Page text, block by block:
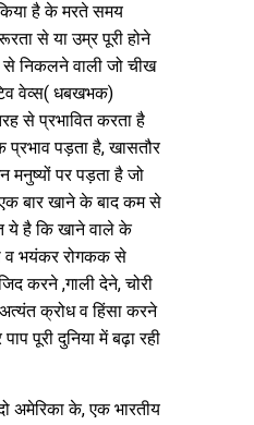
है के मरते समय
से या उम्र पूरी होने
से निकलने वाली जो चीख
वेव्स( धबखभक)
से प्रभावित करता है
पड़ता है, खासतौर
पर पड़ता है जो
बार खाने के बाद कम से
ये है कि खाने वाले के
व भयंकर रोगकक से
करने ,गाली देने, चोरी
क्रोध व हिंसा करने
पूरी दुनिया में बढ़ा रही
अमेरिका के, एक भारतीय